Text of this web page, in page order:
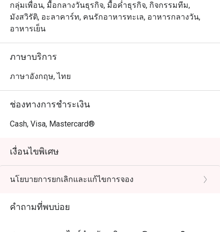
กลุ่มเพื่อน, มื้อกลางวันธุรกิจ, มื้อค่ำธุรกิจ, กิจกรรมทีม,
มังสวิรัติ, อะลาคาร์ท, คนรักอาหารทะเล, อาหารกลางวัน,
อาหารเย็น
ภาษาบริการ
ภาษาอังกฤษ, ไทย
ช่องทางการชำระเงิน
Cash, Visa, Mastercard®
เงื่อนไขพิเศษ
นโยบายการยกเลิกและแก้ไขการจอง
คำถามที่พบบ่อย